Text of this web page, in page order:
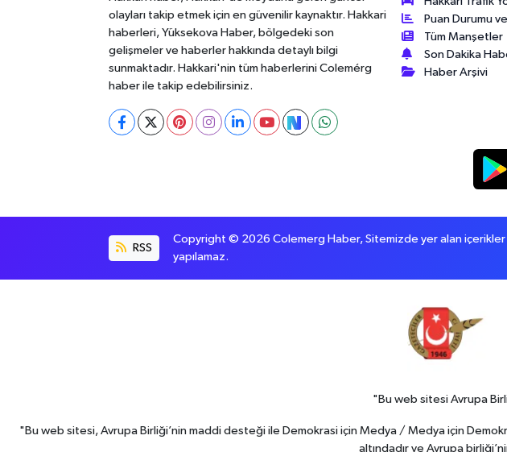
olayları takip etmek için en güvenilir kaynaktır. Hakkari
haberleri, Yüksekova Haber, bölgedeki son
gelişmeler ve haberler hakkında detaylı bilgi
sunmaktadır. Hakkari'nin tüm haberlerini Colemérg
haber ile takip edebilirsiniz.
Puan Durumu
Tüm Manşetler
Son Dakika
Haber Arşivi
RSS
Copyright © 2026 Colemerg Haber, Sitemizde yer alan içerikler
yapılamaz.
"Bu web sitesi Avrupa
"Bu web sitesi, Avrupa Birliği’nin maddi desteği ile Demokrasi için Medya / Medya için
altındadır ve Avrupa